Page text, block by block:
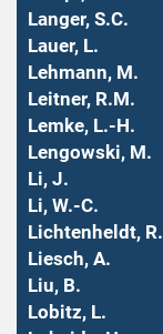
Langer, S.C.
Lauer, L.
Lehmann, M.
Leitner, R.M.
Lemke, L.-H.
Lengowski, M.
Li, J.
Li, W.-C.
Lichtenheldt, R.
Liesch, A.
Liu, B.
Lobitz, L.